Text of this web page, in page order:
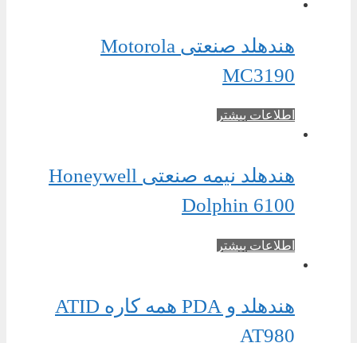
هندهلد صنعتی Motorola
MC3190
اطلاعات بیشتر
هندهلد نیمه صنعتی Honeywell
Dolphin 6100
اطلاعات بیشتر
هندهلد و PDA همه کاره ATID
AT980